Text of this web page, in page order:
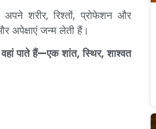
शरीर, रिश्तों, प्रोफेशन और
अपेक्षाएं जन्म लेती हैं।
पाते हैं—एक शांत, स्थिर, शाश्वत